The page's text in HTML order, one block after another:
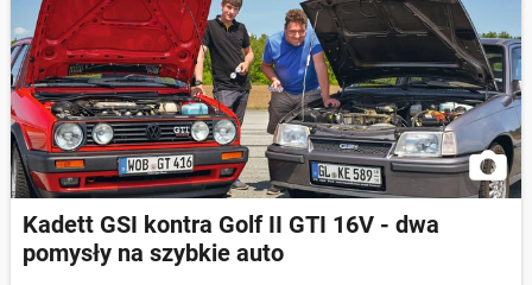
Kadett GSI kontra Golf II GTI 16V - dwa
pomysły na szybkie auto